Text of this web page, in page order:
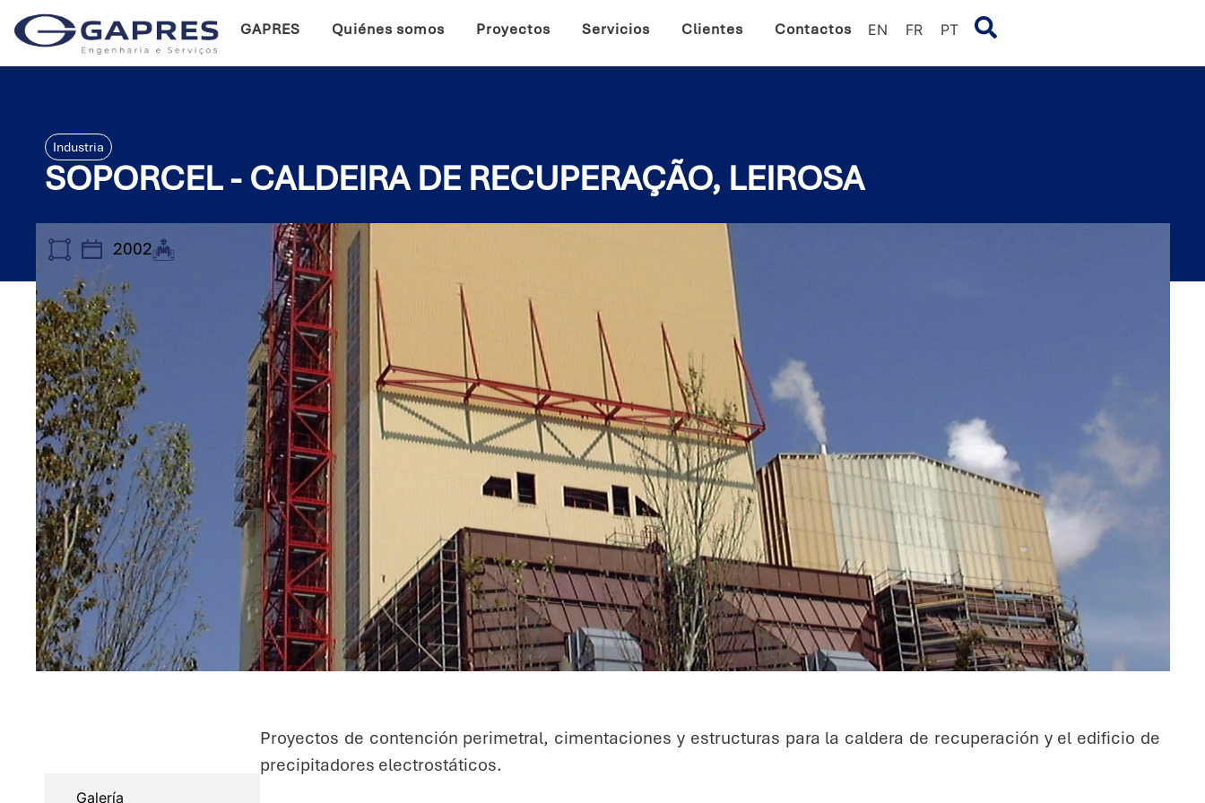
GAPRES Quiénes somos Proyectos Servicios Clientes Contactos EN FR PT
Industria
SOPORCEL - CALDEIRA DE RECUPERAÇÃO, LEIROSA
2002
Galería
Proyectos de contención perimetral, cimentaciones y estructuras para la caldera de recuperación y el edificio de
precipitadores electrostáticos.